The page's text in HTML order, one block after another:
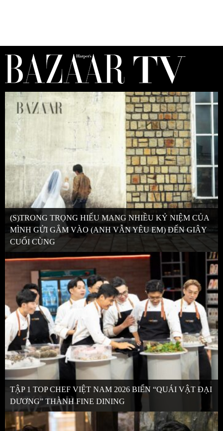
(S)TRONG TRỌNG HIẾU MANG NHIỀU KỶ NIỆM CỦA
MÌNH GỬI GẮM VÀO (ANH VẪN YÊU EM) ĐẾN GIÂY
CUỐI CÙNG
TẬP 1 TOP CHEF VIỆT NAM 2026 BIẾN “QUÁI VẬT ĐẠI
DƯƠNG” THÀNH FINE DINING